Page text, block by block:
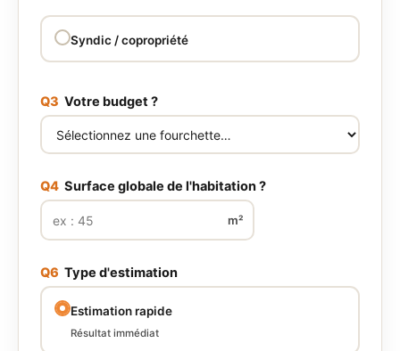
Syndic / copropriété
Q3 Votre budget ?
Q4 Surface globale de l'habitation ?
m²
Q6 Type d'estimation
Estimation rapide
Résultat immédiat